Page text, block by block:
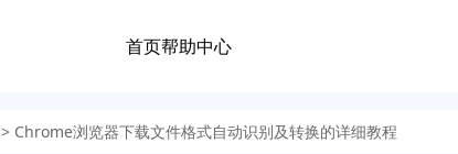
首页帮助中心
> Chrome浏览器下载文件格式自动识别及转换的详细教程